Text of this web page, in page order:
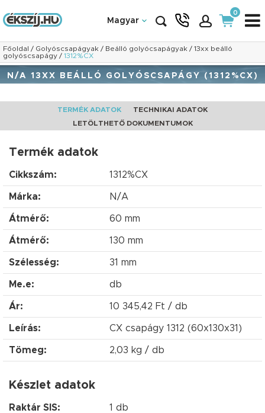
Magyar
0
Főoldal / Golyóscsapágyak / Beálló golyócsapágyak / 13xx beálló
golyóscsapágy / 1312%CX
N/A 13XX BEÁLLÓ GOLYÓSCSAPÁGY (1312%CX)
TERMÉK ADATOK
TECHNIKAI ADATOK
LETÖLTHETŐ DOKUMENTUMOK
Termék adatok
Cikkszám: 1312%CX
Márka: N/A
Átmérő: 60 mm
Átmérő: 130 mm
Szélesség: 31 mm
Me.e: db
Ár: 10 345,42 Ft / db
Leírás: CX csapágy 1312 (60x130x31)
Tömeg: 2,03 kg / db
Készlet adatok
Raktár SIS: 1 db